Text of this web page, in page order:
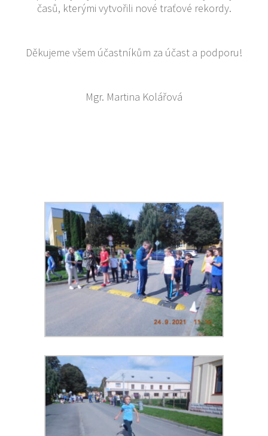
časů, kterými vytvořili nové traťové rekordy.
Děkujeme všem účastníkům za účast a podporu!
Mgr. Martina Kolářová